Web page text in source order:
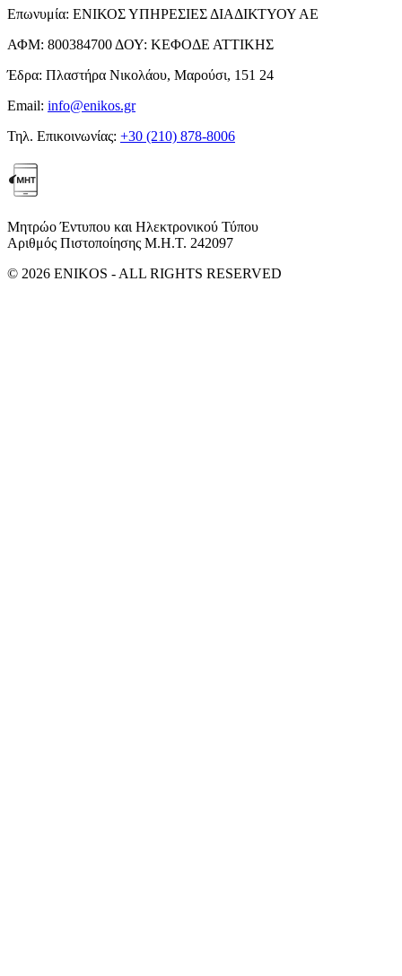
Επωνυμία: ΕΝΙΚΟΣ ΥΠΗΡΕΣΙΕΣ ΔΙΑΔΙΚΤΥΟΥ ΑΕ
ΑΦΜ: 800384700 ΔΟΥ: ΚΕΦΟΔΕ ΑΤΤΙΚΗΣ
Έδρα: Πλαστήρα Νικολάου, Μαρούσι, 151 24
Email: info@enikos.gr
Τηλ. Επικοινωνίας: +30 (210) 878-8006
Μητρώο Έντυπου και Ηλεκτρονικού Τύπου
Αριθμός Πιστοποίησης Μ.Η.Τ. 242097
© 2026 ENIKOS - ALL RIGHTS RESERVED